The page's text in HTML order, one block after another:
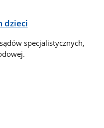
dzieci
specjalistycznych,